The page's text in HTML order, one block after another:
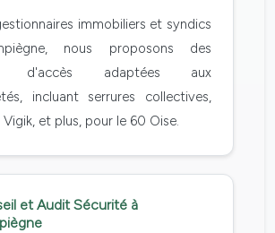
immobiliers et syndics
nous proposons des
d'accès adaptées aux
incluant serrures collectives,
et plus, pour le 60 Oise.
et Audit Sécurité à